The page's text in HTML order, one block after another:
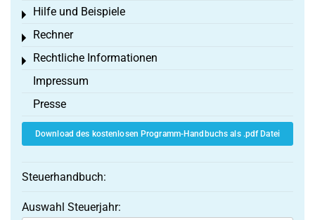
Hilfe und Beispiele
Toggle menu
Rechner
Toggle menu
Rechtliche Informationen
Toggle menu
Impressum
Presse
Download des kostenlosen Programm-Handbuchs als .pdf Datei
Steuerhandbuch:
Auswahl Steuerjahr: